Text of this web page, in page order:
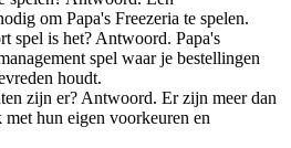
om Papa's Freezeria te spelen.
spel is het? Antwoord. Papa's
spel waar je bestellingen
houdt.
zijn er? Antwoord. Er zijn meer dan
hun eigen voorkeuren en